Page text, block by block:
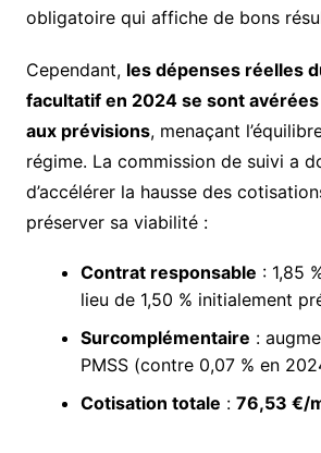
obligatoire qui affiche de bons
Cependant, les dépenses réelles
facultatif en 2024 se sont
aux prévisions, menaçant
régime. La commission de suivi a
d’accélérer la hausse des
préserver sa viabilité :
Contrat responsable : 1,85
lieu de 1,50 % initialement
Surcomplémentaire :
PMSS (contre 0,07 % en
Cotisation totale : 76,53 €/